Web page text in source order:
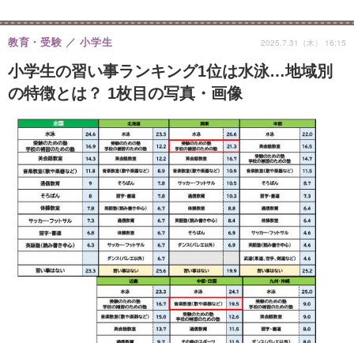
小学生の習い事ランキング1位は水泳…地域別
の特徴とは？ 1枚目の写真・画像
教育・受験 小学生 2025.7.31（木） 16:15